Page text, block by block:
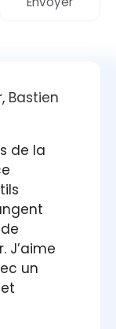
Bastien
de la
J’aime
un